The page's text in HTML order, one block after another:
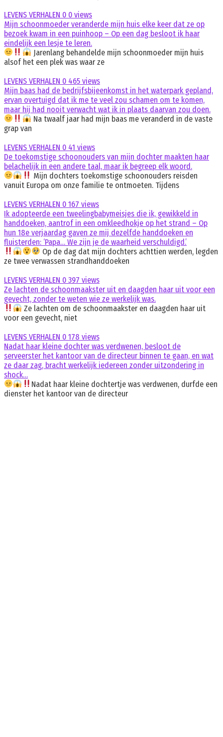
LEVENS VERHALEN 0 0 views
Mijn schoonmoeder veranderde mijn huis elke keer dat ze op
bezoek kwam in een puinhoop – Op een dag besloot ik haar
eindelijk een lesje te leren.
Jarenlang behandelde mijn schoonmoeder mijn huis
alsof het een plek was waar ze
LEVENS VERHALEN 0 465 views
Mijn baas had de bedrijfsbijeenkomst in het waterpark gepland,
ervan overtuigd dat ik me te veel zou schamen om te komen,
maar hij had nooit verwacht wat ik in plaats daarvan zou doen.
Na twaalf jaar had mijn baas me veranderd in de vaste
grap van
LEVENS VERHALEN 0 41 views
De toekomstige schoonouders van mijn dochter maakten haar
belachelijk in een andere taal, maar ik begreep elk woord.
Mijn dochters toekomstige schoonouders reisden
vanuit Europa om onze familie te ontmoeten. Tijdens
LEVENS VERHALEN 0 167 views
Ik adopteerde een tweelingbabymeisjes die ik, gewikkeld in
handdoeken, aantrof in een omkleedhokje op het strand – Op
hun 18e verjaardag gaven ze mij dezelfde handdoeken en
fluisterden: ‘Papa… We zijn je de waarheid verschuldigd.’
Op de dag dat mijn dochters achttien werden, legden
ze twee verwassen strandhanddoeken
LEVENS VERHALEN 0 397 views
Ze lachten de schoonmaakster uit en daagden haar uit voor een
gevecht, zonder te weten wie ze werkelijk was.
Ze lachten om de schoonmaakster en daagden haar uit
voor een gevecht, niet
LEVENS VERHALEN 0 178 views
Nadat haar kleine dochter was verdwenen, besloot de
serveerster het kantoor van de directeur binnen te gaan, en wat
ze daar zag, bracht werkelijk iedereen zonder uitzondering in
shock…
Nadat haar kleine dochtertje was verdwenen, durfde een
dienster het kantoor van de directeur